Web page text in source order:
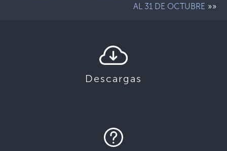
AL 31 DE OCTUBRE »»
Descargas